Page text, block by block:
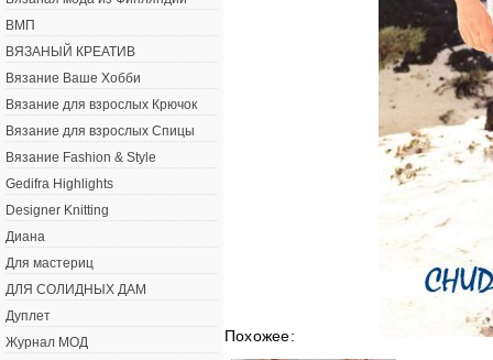
Похожее:
ВМП
ВЯЗАНЫЙ КРЕАТИВ
Вязание Ваше Хобби
Вязание для взрослых Крючок
Вязание для взрослых Спицы
Вязание Fashion & Style
Gedifra Highlights
Designer Knitting
Диана
Для мастериц
ДЛЯ СОЛИДНЫХ ДАМ
Дуплет
Журнал МОД